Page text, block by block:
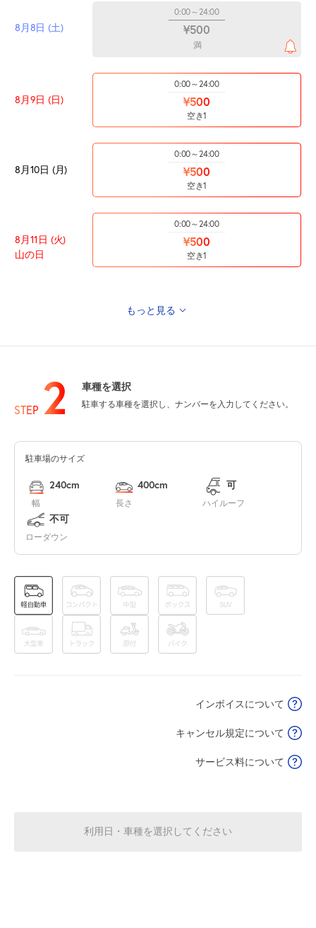
8月8日 (土)
0:00～24:00
¥500
満
8月9日 (日)
0:00～24:00
¥500
空き1
8月10日 (月)
0:00～24:00
¥500
空き1
8月11日 (火)
山の日
0:00～24:00
¥500
空き1
8月13日 (木) ¥500
¥500
8月15日 (土)
8月16日 (日)
0:00～24:00
¥500
空き1
満
¥500
¥500
もっと見る
STEP 2 車種を選択
駐車する車種を選択し、ナンバーを入力してください。
駐車場のサイズ
幅
240cm
長さ
400cm
ハイルーフ
可
ローダウン
不可
インボイスについて
キャンセル規定について
サービス料について
利用日・車種を選択してください